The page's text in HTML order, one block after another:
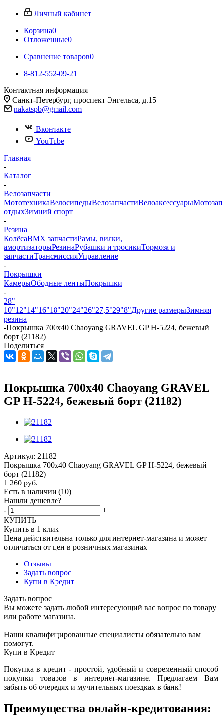
Личный кабинет
Корзина0
Отложенные0
Сравнение товаров0
8-812-552-09-21
Контактная информация
Санкт-Петербург, проспект Энгельса, д.15
nakatspb@gmail.com
Вконтакте
YouTube
Главная
-
Каталог
-
Велозапчасти
МототехникаВелосипедыВелозапчастиВелоаксессуары
отдыхЗимний спорт
-
Резина
КолёсаBMX запчастиРамы, вилки,
амортизаторыРезинаРубашки и тросикиТормоза и
запчастиТрансмиссияУправление
-
Покрышки
КамерыОбодные лентыПокрышки
-
28"
10"12"14"16"18"20"24"26"27,5"29"8"Другие размерыЗимняя
резина
-Покрышка 700х40 Chaoyang GRAVEL GP H-5224, бежевый
борт (21182)
Поделиться
Покрышка 700х40 Chaoyang GRAVEL
GP H-5224, бежевый борт (21182)
Артикул: 21182
Покрышка 700х40 Chaoyang GRAVEL GP H-5224, бежевый
борт (21182)
1 260 руб.
Есть в наличии (10)
Нашли дешевле?
-
+
КУПИТЬ
Купить в 1 клик
Цена действительна только для интернет-магазина и может
отличаться от цен в розничных магазинах
Отзывы
Задать вопрос
Купи в Кредит
Задать вопрос
Вы можете задать любой интересующий вас вопрос по товару
или работе магазина.
Наши квалифицированные специалисты обязательно вам
помогут.
Купи в Кредит
Покупка в кредит - простой, удобный и современный способ
покупки товаров в интернет-магазине. Предлагаем Вам
забыть об очередях и мучительных поездках в банк!
Преимущества онлайн-кредитования: